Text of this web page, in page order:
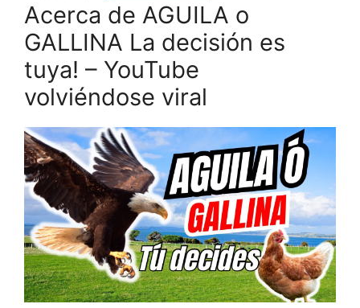
Acerca de AGUILA o
GALLINA La decisión es
tuya! – YouTube
volviéndose viral